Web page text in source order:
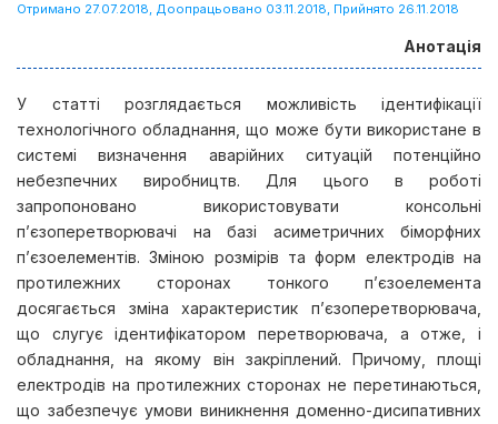
Отримано 27.07.2018, Доопрацьовано 03.11.2018, Прийнято 26.11.2018
Анотація
У статті розглядається можливість ідентифікації
технологічного обладнання, що може бути використане в
системі визначення аварійних ситуацій потенційно
небезпечних виробництв. Для цього в роботі
запропоновано використовувати консольні
п’єзоперетворювачі на базі асиметричних біморфних
п’єзоелементів. Зміною розмірів та форм електродів на
протилежних сторонах тонкого п’єзоелемента
досягається зміна характеристик п’єзоперетворювача,
що слугує ідентифікатором перетворювача, а отже, і
обладнання, на якому він закріплений. Причому, площі
електродів на протилежних сторонах не перетинаються,
що забезпечує умови виникнення доменно-дисипативних